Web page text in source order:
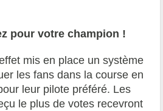
pour votre champion !
mis en place un système
les fans dans la course en
leur pilote préféré. Les
le plus de votes recevront